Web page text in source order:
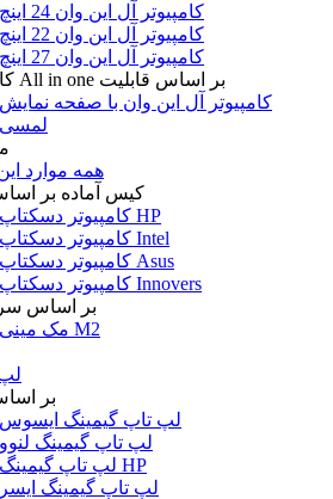
کامپیوتر آل این وان 24 اینچ
کامپیوتر آل این وان 22 اینچ
کامپیوتر آل این وان 27 اینچ
کامپیوتر All in one بر اساس قابلیت
کامپیوتر آل این وان با صفحه نمایش
لمسی
همه موارد
کیس آماده بر
کامپیوتر دسکتاپ HP
کامپیوتر دسکتاپ Intel
کامپیوتر دسکتاپ Asus
کامپیوتر دسکتاپ Innovers
بر اساس
مک مینی M2
بر
لپ تاپ گیمینگ ایسوس
لپ تاپ گیمینگ لنوو
لپ تاپ گیمینگ HP
لپ تاپ گیمینگ ایسر